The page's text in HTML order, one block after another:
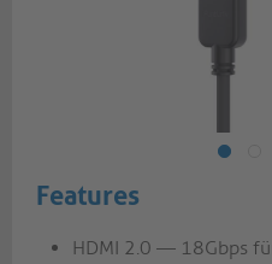
Features
HDMI 2.0 — 18Gbps